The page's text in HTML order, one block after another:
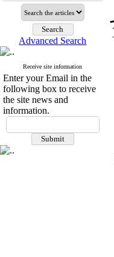
Advanced Search
Receive site information
Enter your Email in the
following box to receive
the site news and
information.